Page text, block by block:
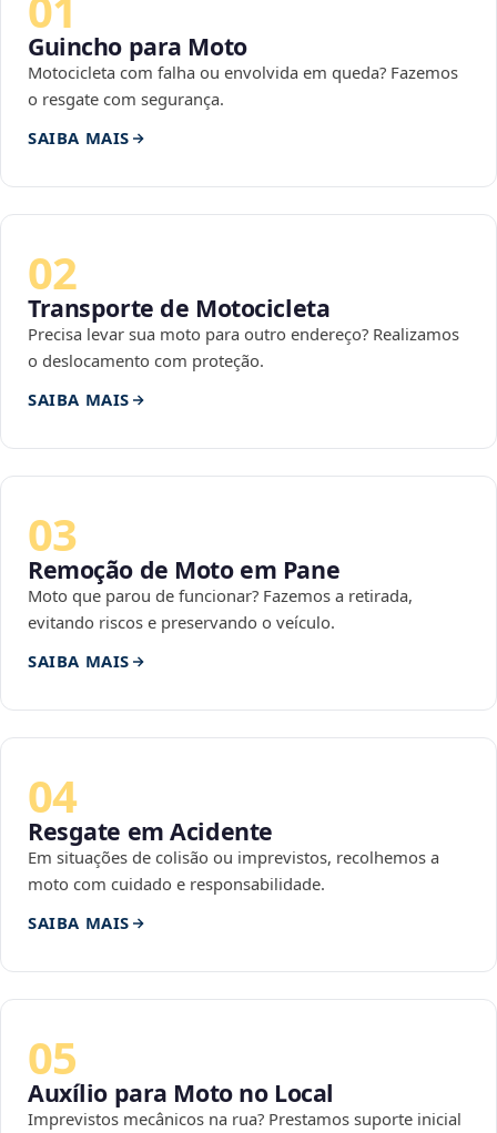
Guincho para Moto
Motocicleta com falha ou envolvida em queda? Fazemos
o resgate com segurança.
SAIBA MAIS
02
Transporte de Motocicleta
Precisa levar sua moto para outro endereço? Realizamos
o deslocamento com proteção.
SAIBA MAIS
03
Remoção de Moto em Pane
Moto que parou de funcionar? Fazemos a retirada,
evitando riscos e preservando o veículo.
SAIBA MAIS
04
Resgate em Acidente
Em situações de colisão ou imprevistos, recolhemos a
moto com cuidado e responsabilidade.
SAIBA MAIS
05
Auxílio para Moto no Local
Imprevistos mecânicos na rua? Prestamos suporte inicial